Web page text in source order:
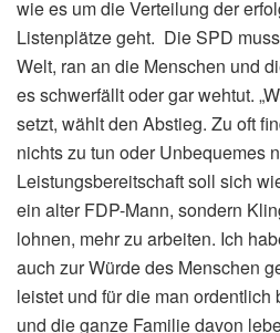
wie es um die Verteilung der
Listenplätze geht. Die SPD
Welt, ran an die Menschen und
es schwerfällt oder gar wehtut.
setzt, wählt den Abstieg. Zu oft
nichts zu tun oder Unbequemes
Leistungsbereitschaft soll sich
ein alter FDP-Mann, sondern
lohnen, mehr zu arbeiten. Ich
auch zur Würde des Menschen
leistet und für die man ordentlich
und die ganze Familie davon